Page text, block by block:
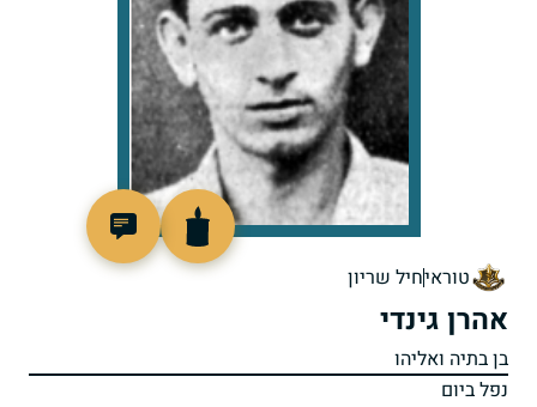
טוראיחיל שריון
אהרן גינדי
בן בתיה ואליהו
נפל ביום